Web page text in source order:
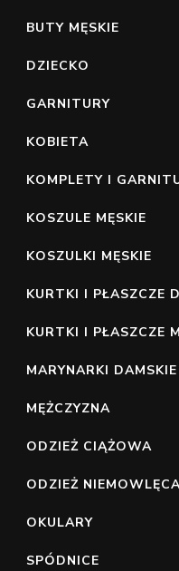
BUTY MĘSKIE
DZIECKO
GARNITURY
KOBIETA
KOMPLETY I
KOSZULE MĘSKIE
KOSZULKI MĘSKIE
KURTKI I PŁASZCZE
KURTKI I PŁASZCZE
MARYNARKI DAMSKIE
MĘŻCZYZNA
ODZIEŻ CIĄŻOWA
ODZIEŻ
OKULARY
SPÓDNICE